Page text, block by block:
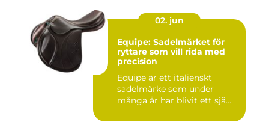
02. jun
Equipe: Sadelmärket för
ryttare som vill rida med
precision
Equipe är ett italienskt
sadelmärke som under
många år har blivit ett sjä...